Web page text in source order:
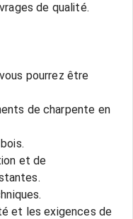
de qualité.
pourrez être
de charpente en
et de
et les exigences de